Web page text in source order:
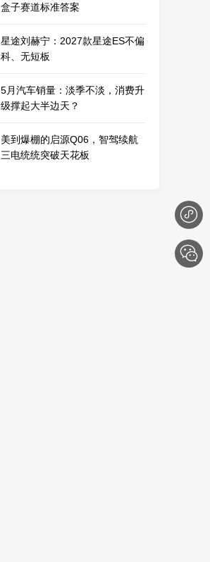
盒子赛道标准答案
星途刘赫宁：2027款星途ES不偏
科、无短板
5月汽车销量：淡季不淡，消费升
级撑起大半边天？
美到爆棚的启源Q06，智驾续航
三电统统突破天花板